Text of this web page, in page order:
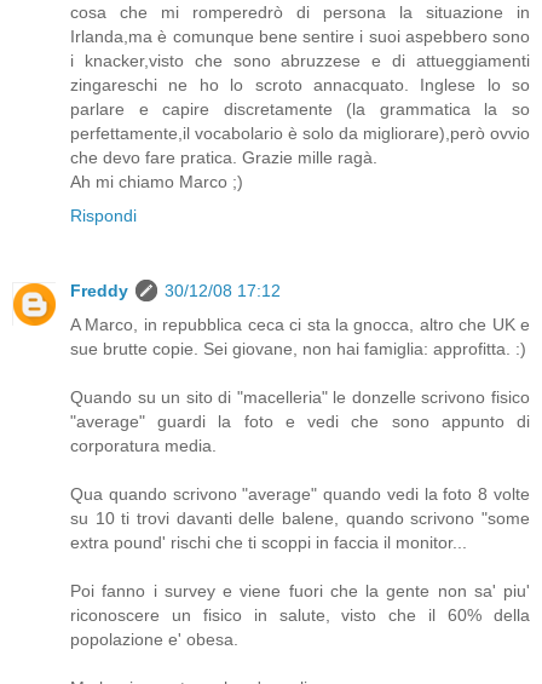
cosa che mi romperedrò di persona la situazione in
Irlanda,ma è comunque bene sentire i suoi aspebbero sono
i knacker,visto che sono abruzzese e di attueggiamenti
zingareschi ne ho lo scroto annacquato. Inglese lo so
parlare e capire discretamente (la grammatica la so
perfettamente,il vocabolario è solo da migliorare),però ovvio
che devo fare pratica. Grazie mille ragà.
Ah mi chiamo Marco ;)
Rispondi
Freddy
30/12/08 17:12
A Marco, in repubblica ceca ci sta la gnocca, altro che UK e
sue brutte copie. Sei giovane, non hai famiglia: approfitta. :)
Quando su un sito di "macelleria" le donzelle scrivono fisico
"average" guardi la foto e vedi che sono appunto di
corporatura media.
Qua quando scrivono "average" quando vedi la foto 8 volte
su 10 ti trovi davanti delle balene, quando scrivono "some
extra pound' rischi che ti scoppi in faccia il monitor...
Poi fanno i survey e viene fuori che la gente non sa' piu'
riconoscere un fisico in salute, visto che il 60% della
popolazione e' obesa.